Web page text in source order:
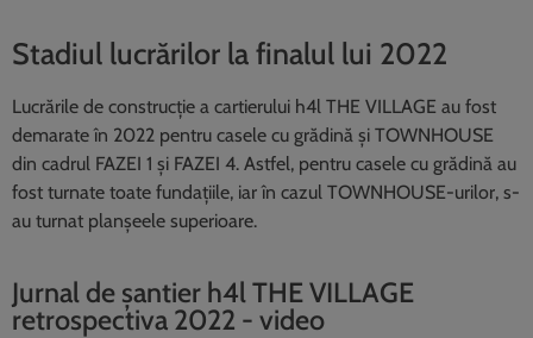
Stadiul lucrărilor la finalul lui 2022
Lucrările de construcție a cartierului h4l THE VILLAGE au fost
demarate în 2022 pentru casele cu grădină și TOWNHOUSE
din cadrul FAZEI 1 și FAZEI 4. Astfel, pentru casele cu grădină au
fost turnate toate fundațiile, iar în cazul TOWNHOUSE-urilor, s-
au turnat planșeele superioare.
Jurnal de șantier h4l THE VILLAGE
retrospectiva 2022 - video